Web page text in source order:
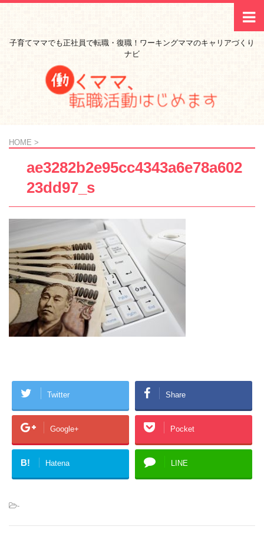
子育てママでも正社員で転職・復職！ワーキングママのキャリアづくり
ナビ
HOME >
ae3282b2e95cc4343a6e78a602
23dd97_s
Twitter Share
Google+ Pocket
B! Hatena LINE
-